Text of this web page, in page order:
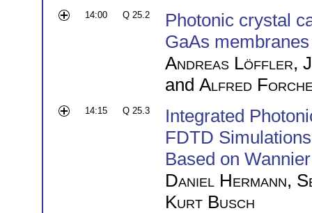
14:00 Q 25.2
Photonic crystal
GaAs membranes
Andreas Löffler,
and Alfred
14:15 Q 25.3
Integrated
FDTD
Based on
Daniel Hermann,
Kurt Busch